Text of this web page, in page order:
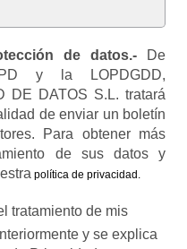
de datos.- De
y la LOPDGDD,
DE DATOS S.L. tratará
de enviar un boletín
Para obtener más
de sus datos y
política de privacidad.
tratamiento de mis
y se explica